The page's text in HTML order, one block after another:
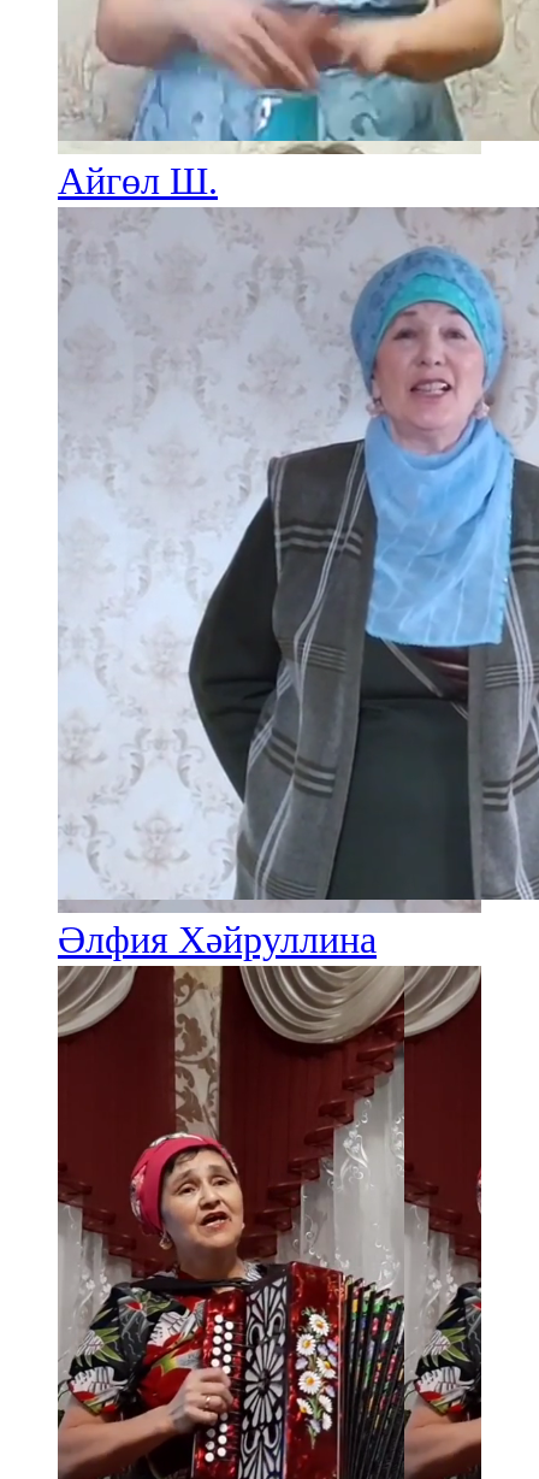
Айгөл Ш.
Әлфия Хәйруллина